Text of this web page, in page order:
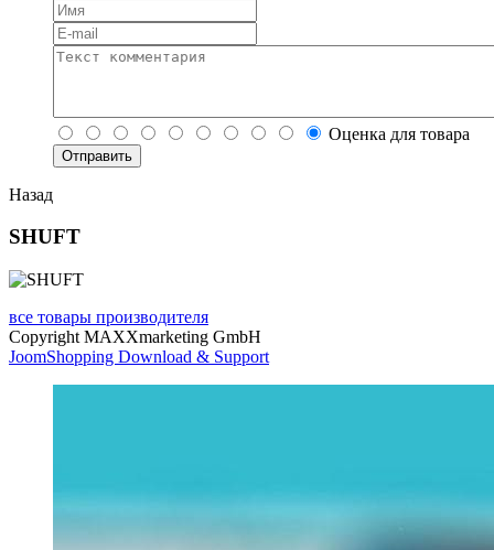
Оценка для товара
Назад
SHUFT
все товары производителя
Copyright MAXXmarketing GmbH
JoomShopping Download & Support